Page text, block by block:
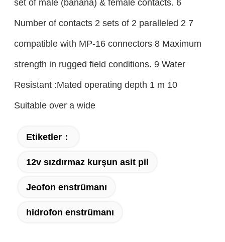
Number of contacts 2 sets of 2 paralleled 2 7
compatible with MP-16 connectors 8 Maximum
strength in rugged field conditions. 9 Water
Resistant :Mated operating depth 1 m 10
Suitable over a wide
Etiketler：
12v sızdırmaz kurşun asit pil
Jeofon enstrümanı
hidrofon enstrümanı